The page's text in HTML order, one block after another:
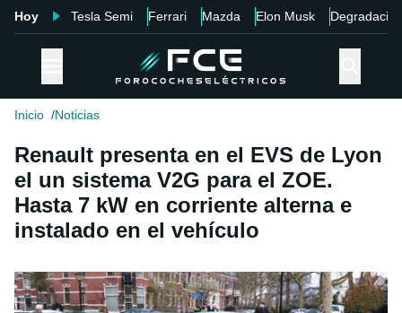
Hoy Tesla Semi Ferrari Mazda Elon Musk Degradación
Inicio Noticias
Renault presenta en el EVS de Lyon
el un sistema V2G para el ZOE.
Hasta 7 kW en corriente alterna e
instalado en el vehículo